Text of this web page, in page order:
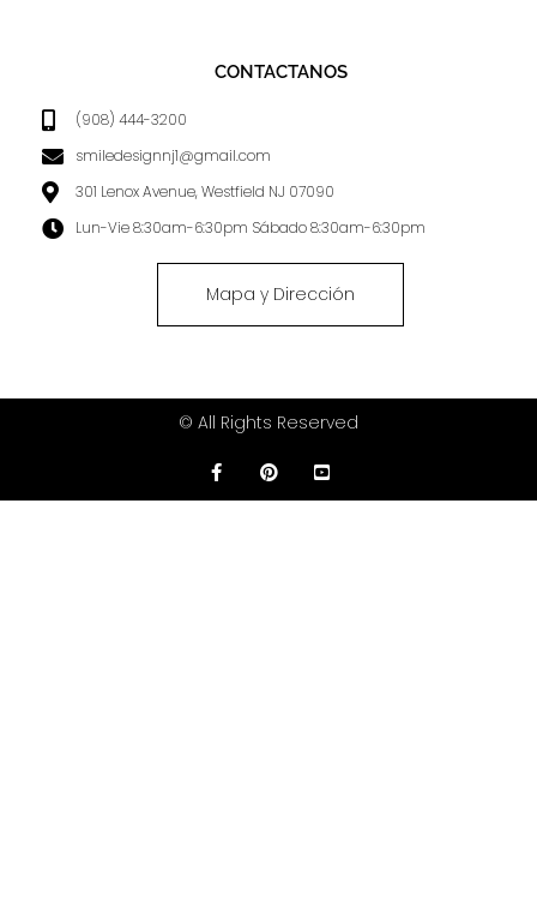
CONTACTANOS
(908) 444-3200
smiledesignnj1@gmail.com
301 Lenox Avenue, Westfield NJ 07090
Lun-Vie 8:30am-6:30pm Sábado 8:30am-6:30pm
Mapa y Dirección
© All Rights Reserved